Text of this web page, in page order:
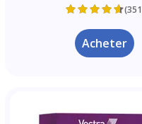
Acheter